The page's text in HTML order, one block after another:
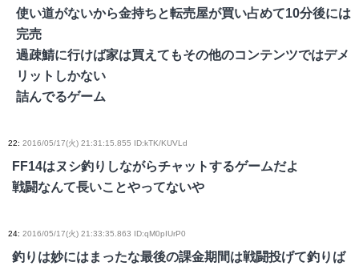
使い道がないから金持ちと転売屋が買い占めて10分後には
完売
過疎鯖に行けば家は買えてもその他のコンテンツではデメ
リットしかない
詰んでるゲーム
22: 2016/05/17(火) 21:31:15.855 ID:kTK/KUVLd
FF14はヌシ釣りしながらチャットするゲームだよ
戦闘なんて長いことやってないや
24: 2016/05/17(火) 21:33:35.863 ID:qM0pIUrP0
釣りは妙にはまったな最後の課金期間は戦闘投げて釣りば